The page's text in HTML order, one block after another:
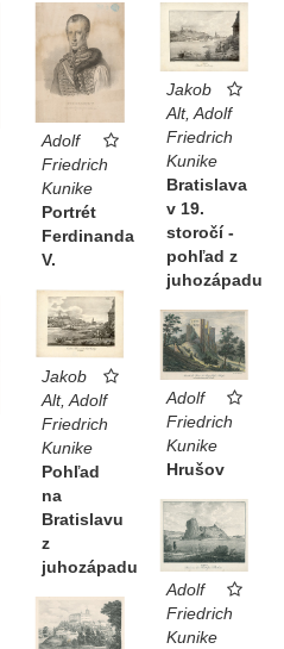
Adolf
Friedrich
Kunike
Portrét
Ferdinanda
V.
Jakob
Alt, Adolf
Friedrich
Kunike
Bratislava
v 19.
storočí -
pohľad z
juhozápadu
Jakob
Alt, Adolf
Friedrich
Kunike
Pohľad
na
Bratislavu
z
juhozápadu
Adolf
Friedrich
Kunike
Hrušov
Adolf
Friedrich
Kunike